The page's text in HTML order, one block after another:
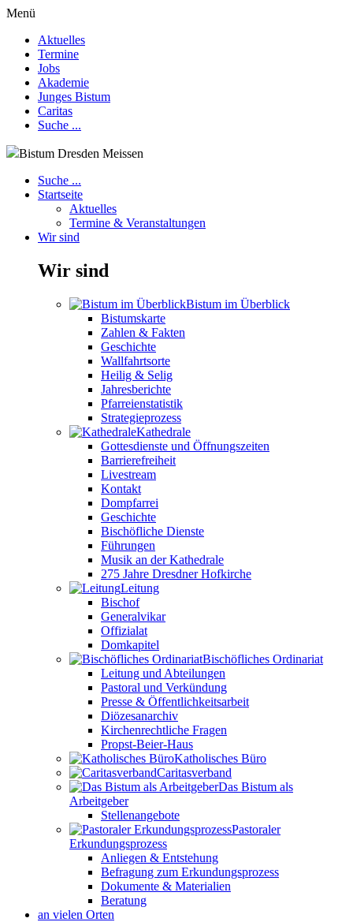
Menü
Aktuelles
Termine
Jobs
Akademie
Junges Bistum
Caritas
Suche ...
Bistum Dresden Meissen
Suche ...
Startseite
Aktuelles
Termine & Veranstaltungen
Wir sind
Wir sind
Bistum im Überblick
Bistumskarte
Zahlen & Fakten
Geschichte
Wallfahrtsorte
Heilig & Selig
Jahresberichte
Pfarreienstatistik
Strategieprozess
Kathedrale
Gottesdienste und Öffnungszeiten
Barrierefreiheit
Livestream
Kontakt
Dompfarrei
Geschichte
Bischöfliche Dienste
Führungen
Musik an der Kathedrale
275 Jahre Dresdner Hofkirche
Leitung
Bischof
Generalvikar
Offizialat
Domkapitel
Bischöfliches Ordinariat
Leitung und Abteilungen
Pastoral und Verkündung
Presse & Öffentlichkeitsarbeit
Diözesanarchiv
Kirchenrechtliche Fragen
Propst-Beier-Haus
Katholisches Büro
Caritasverband
Das Bistum als
Arbeitgeber
Stellenangebote
Pastoraler
Erkundungsprozess
Anliegen & Entstehung
Befragung zum Erkundungsprozess
Dokumente & Materialien
Beratung
an vielen Orten